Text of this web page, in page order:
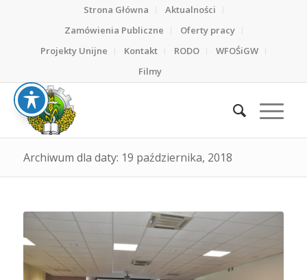
Strona Główna
Aktualności
Zamówienia Publiczne
Oferty pracy
Projekty Unijne
Kontakt RODO
WFOŚiGW
Filmy
Archiwum dla daty: 19 października, 2018